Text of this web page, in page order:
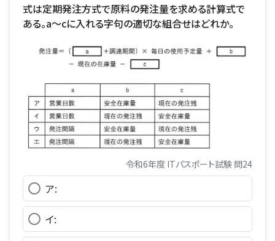
式は定期発注方式で原料の発注量を求める計算式で
ある。a～cに入れる字句の適切な組合せはどれか。
令和6年度 ITパスポート試験 問24
ア:
イ: